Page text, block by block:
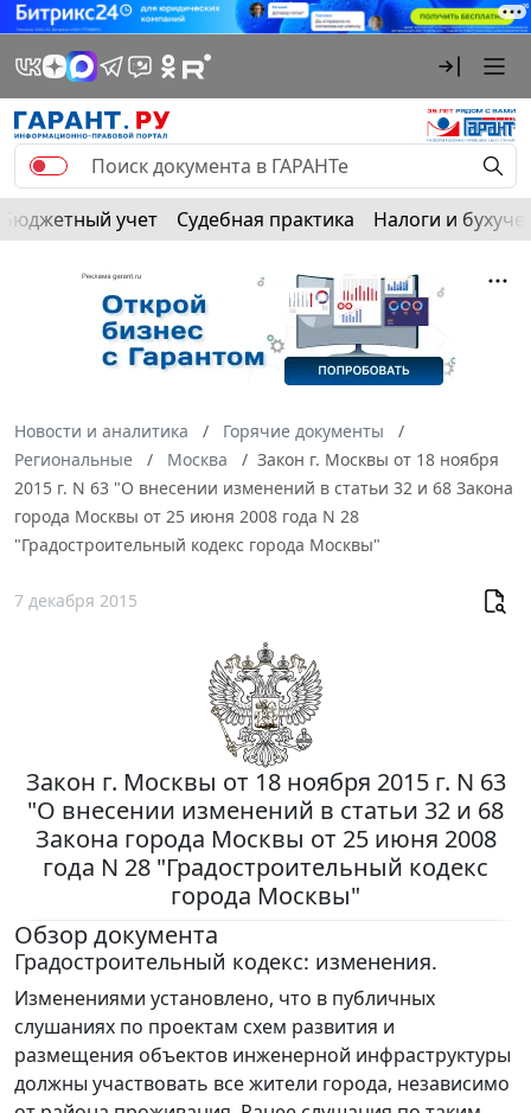
Бюджетный учет Судебная практика Налоги и
Новости и аналитика
Горячие документы
Региональные
Москва
Закон г. Москвы от 18 ноября
2015 г. N 63 "О внесении изменений в статьи 32 и 68 Закона
города Москвы от 25 июня 2008 года N 28
"Градостроительный кодекс города Москвы"
7 декабря 2015
Закон г. Москвы от 18 ноября 2015 г. N 63
"О внесении изменений в статьи 32 и 68
Закона города Москвы от 25 июня 2008
года N 28 "Градостроительный кодекс
города Москвы"
Обзор документа
Градостроительный кодекс: изменения.
Изменениями установлено, что в публичных
слушаниях по проектам схем развития и
размещения объектов инженерной инфраструктуры
должны участвовать все жители города, независимо